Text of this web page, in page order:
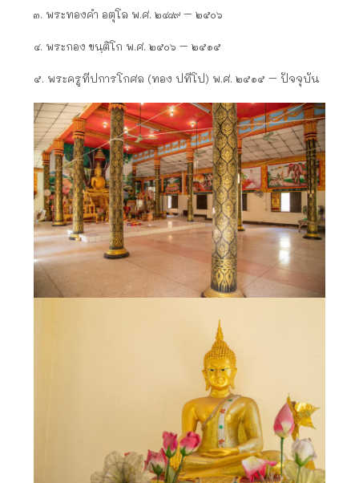
๓. พระทองคำ อตุโล พ.ศ. ๒๔๘๙ – ๒๕๐๖
๔. พระกอง ขนฺติโก พ.ศ. ๒๕๐๖ – ๒๕๑๕
๕. พระครูทีปการโกศล (ทอง ปทีโป) พ.ศ. ๒๕๑๕ – ปัจจุบัน